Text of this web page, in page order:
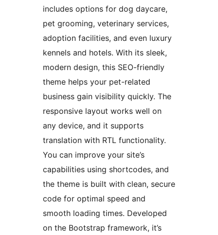
includes options for dog daycare,
pet grooming, veterinary services,
adoption facilities, and even luxury
kennels and hotels. With its sleek,
modern design, this SEO-friendly
theme helps your pet-related
business gain visibility quickly. The
responsive layout works well on
any device, and it supports
translation with RTL functionality.
You can improve your site’s
capabilities using shortcodes, and
the theme is built with clean, secure
code for optimal speed and
smooth loading times. Developed
on the Bootstrap framework, it’s